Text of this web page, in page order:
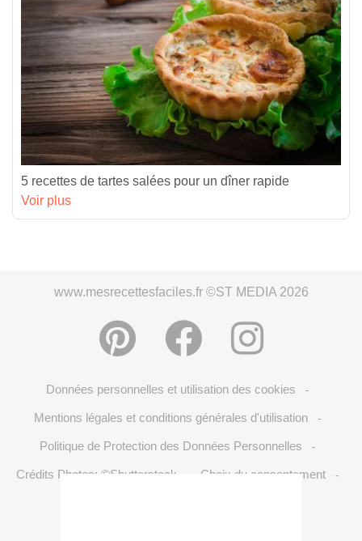
5 recettes de tartes salées pour un dîner rapide
Voir plus
www.mesrecettesfaciles.fr ©ST MEDIA 2026
Données personnelles et utilisation des cookies -
Mentions légales et conditions générales d'utilisation -
Politique de Protection des Données Personnelles -
Crédits Photos: ©Shutterstock Choix du consentement -